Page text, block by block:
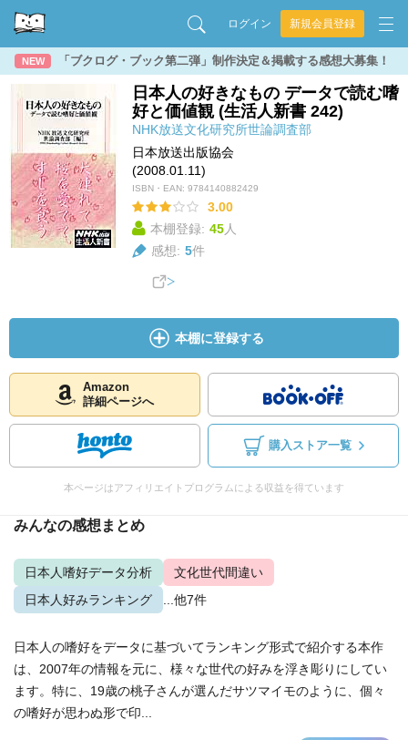
ログイン 新規会員登録
NEW 「ブクログ・ブック第二弾」制作決定＆掲載する感想大募集！
日本人の好きなもの データで読む嗜
好と価値観 (生活人新書 242)
NHK放送文化研究所世論調査部
日本放送出版協会
(2008.01.11)
ISBN・EAN: 9784140882429
3.00
本棚登録: 45人
感想: 5件
本棚に登録する
Amazon
詳細ページへ
購入ストア一覧
本ページはアフィリエイトプログラムによる収益を得ています
みんなの感想まとめ
日本人嗜好データ分析
文化世代間違い
日本人好みランキング
...他7件
日本人の嗜好をデータに基づいてランキング形式で紹介する本作
は、2007年の情報を元に、様々な世代の好みを浮き彫りにしてい
ます。特に、19歳の桃子さんが選んだサツマイモのように、個々
の嗜好が思わぬ形で印...